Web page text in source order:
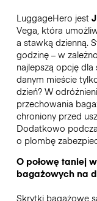
LuggageHero jest
Vega, która
a stawką dzienną.
godzinę – w
najlepszą opcję dla
danym mieście
dzień? W
przechowania
chroniony przed
Dodatkowo
o plombę
O połowę taniej
bagażowych na
Skrytki bagażowe